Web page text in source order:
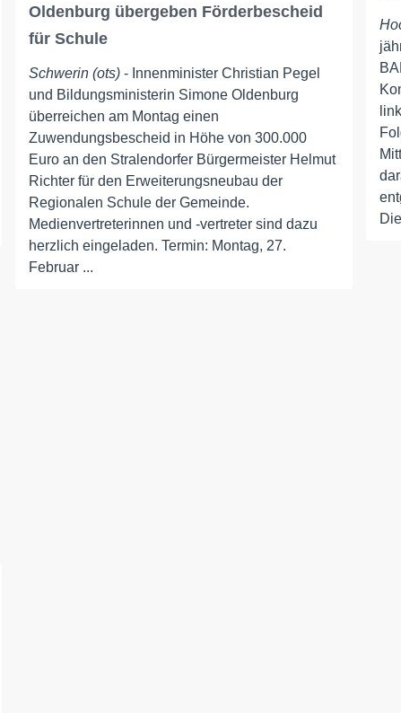
Oldenburg übergeben Förderbescheid
für Schule
Schwerin (ots)- Innenminister Christian Pegel
und Bildungsministerin Simone Oldenburg
überreichen am Montag einen
Zuwendungsbescheid in Höhe von 300.000
Euro an den Stralendorfer Bürgermeister Helmut
Richter für den Erweiterungsneubau der
Regionalen Schule der Gemeinde.
Medienvertreterinnen und -vertreter sind dazu
herzlich eingeladen. Termin: Montag, 27.
Februar ...